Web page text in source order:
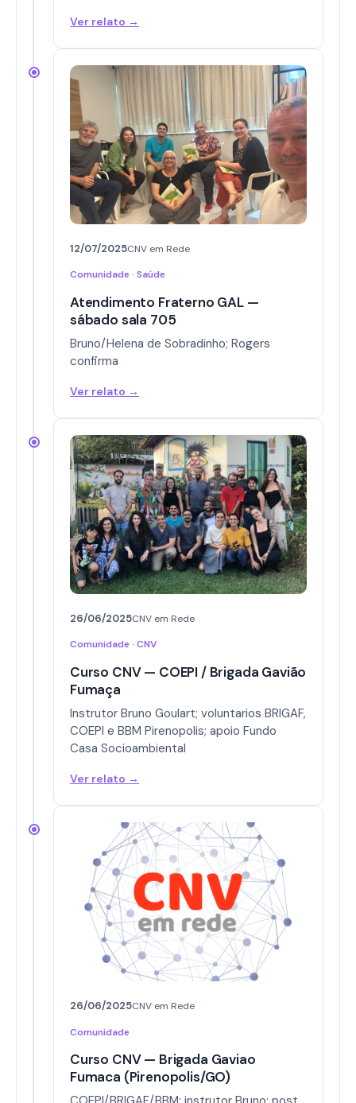
Ver relato →
12/07/2025CNV em Rede
Comunidade · Saúde
Atendimento Fraterno GAL —
sábado sala 705
Bruno/Helena de Sobradinho; Rogers
confirma
Ver relato →
26/06/2025CNV em Rede
Comunidade · CNV
Curso CNV — COEPI / Brigada Gavião
Fumaça
Instrutor Bruno Goulart; voluntarios BRIGAF,
COEPI e BBM Pirenopolis; apoio Fundo
Casa Socioambiental
Ver relato →
26/06/2025CNV em Rede
Comunidade
Curso CNV — Brigada Gaviao
Fumaca (Pirenopolis/GO)